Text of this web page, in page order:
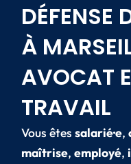
DÉFENSE
À
AVOCAT
TRAVAIL
Vous êtessalarié·e,
maîtrise,employé,